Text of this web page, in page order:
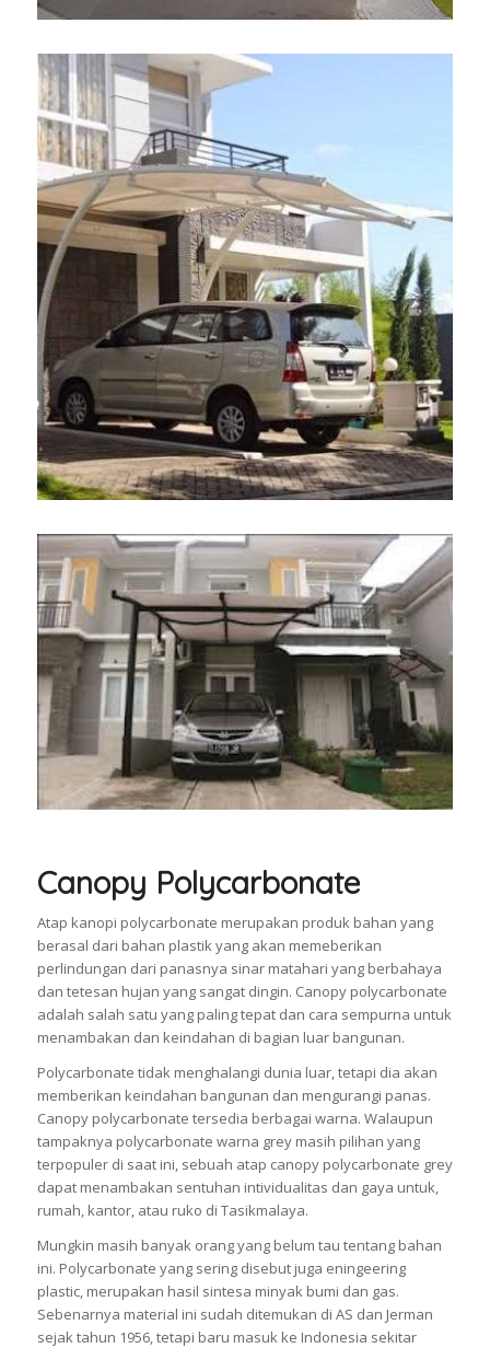
Canopy Polycarbonate
Atap kanopi polycarbonate merupakan produk bahan yang
berasal dari bahan plastik yang akan memeberikan
perlindungan dari panasnya sinar matahari yang berbahaya
dan tetesan hujan yang sangat dingin. Canopy polycarbonate
adalah salah satu yang paling tepat dan cara sempurna untuk
menambakan dan keindahan di bagian luar bangunan.
Polycarbonate tidak menghalangi dunia luar, tetapi dia akan
memberikan keindahan bangunan dan mengurangi panas.
Canopy polycarbonate tersedia berbagai warna. Walaupun
tampaknya polycarbonate warna grey masih pilihan yang
terpopuler di saat ini, sebuah atap canopy polycarbonate grey
dapat menambakan sentuhan intividualitas dan gaya untuk,
rumah, kantor, atau ruko di Tasikmalaya.
Mungkin masih banyak orang yang belum tau tentang bahan
ini. Polycarbonate yang sering disebut juga eningeering
plastic, merupakan hasil sintesa minyak bumi dan gas.
Sebenarnya material ini sudah ditemukan di AS dan Jerman
sejak tahun 1956, tetapi baru masuk ke Indonesia sekitar